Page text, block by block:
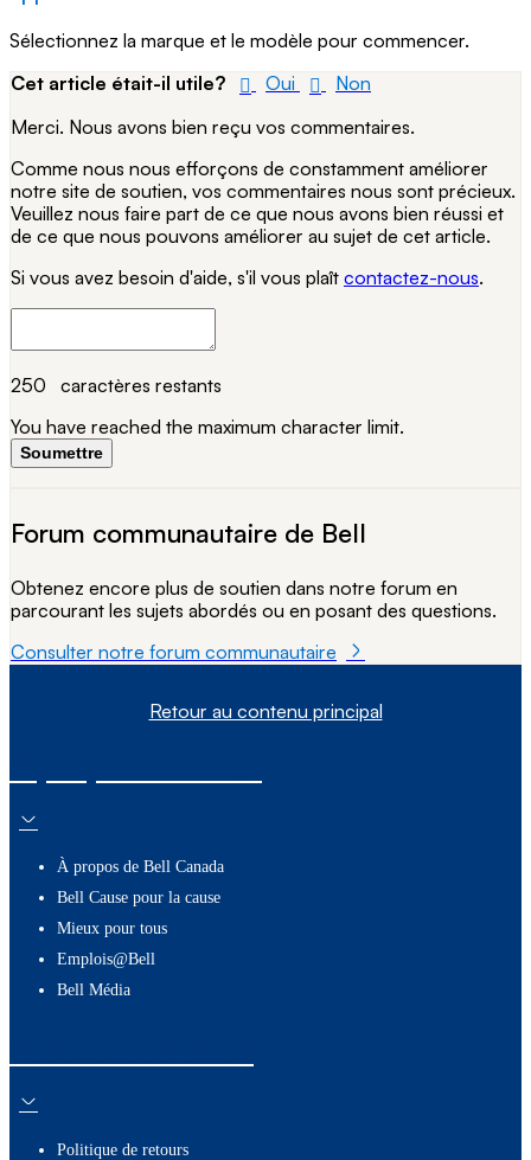
Sélectionnez la marque et le modèle pour commencer.
Cet article était-il utile?
Oui
Non
Merci. Nous avons bien reçu vos commentaires.
Comme nous nous efforçons de constamment améliorer
notre site de soutien, vos commentaires nous sont précieux.
Veuillez nous faire part de ce que nous avons bien réussi et
de ce que nous pouvons améliorer au sujet de cet article.
Si vous avez besoin d'aide, s'il vous plaît contactez-nous.
250 caractères restants
You have reached the maximum character limit.
Soumettre
Forum communautaire de Bell
Obtenez encore plus de soutien dans notre forum en
parcourant les sujets abordés ou en posant des questions.
Consulter notre forum communautaire
Retour au contenu principal
À propos de Bell Canada
Bell Cause pour la cause
Mieux pour tous
Emplois@Bell
Bell Média
Politique de retours